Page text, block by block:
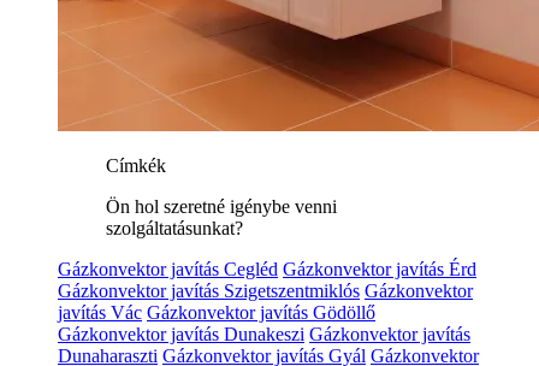
Címkék
Ön hol szeretné igénybe venni
szolgáltatásunkat?
Gázkonvektor javítás Cegléd Gázkonvektor javítás Érd
Gázkonvektor javítás Szigetszentmiklós Gázkonvektor
javítás Vác Gázkonvektor javítás Gödöllő
Gázkonvektor javítás Dunakeszi Gázkonvektor javítás
Dunaharaszti Gázkonvektor javítás Gyál Gázkonvektor